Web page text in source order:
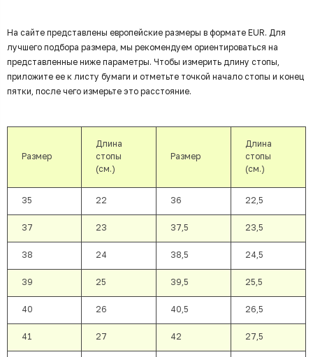
На сайте представлены европейские размеры в формате EUR. Для
лучшего подбора размера, мы рекомендуем ориентироваться на
представленные ниже параметры. Чтобы измерить длину стопы,
приложите ее к листу бумаги и отметьте точкой начало стопы и конец
пятки, после чего измерьте это расстояние.
Размер
Длина
стопы
(см.)
Размер
Длина
стопы
(см.)
35 22 36 22,5
37 23 37,5 23,5
38 24 38,5 24,5
39 25 39,5 25,5
40 26 40,5 26,5
41 27 42 27,5